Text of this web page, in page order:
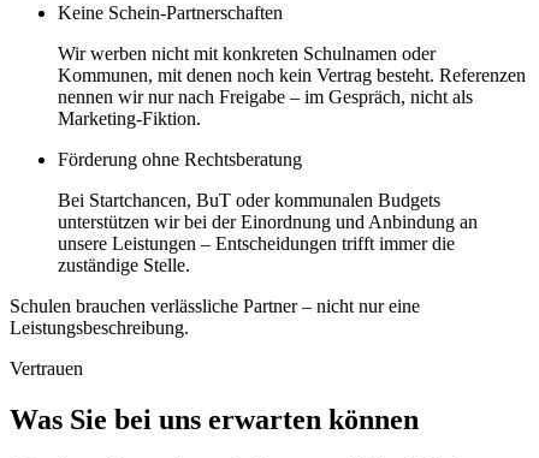
Keine Schein-Partnerschaften
Wir werben nicht mit konkreten Schulnamen oder
Kommunen, mit denen noch kein Vertrag besteht. Referenzen
nennen wir nur nach Freigabe – im Gespräch, nicht als
Marketing-Fiktion.
Förderung ohne Rechtsberatung
Bei Startchancen, BuT oder kommunalen Budgets
unterstützen wir bei der Einordnung und Anbindung an
unsere Leistungen – Entscheidungen trifft immer die
zuständige Stelle.
Schulen brauchen verlässliche Partner – nicht nur eine
Leistungsbeschreibung.
Vertrauen
Was Sie bei uns erwarten können